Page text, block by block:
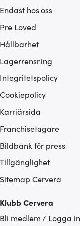
Endast hos oss
Pre Loved
Hållbarhet
Lagerrensning
Integritetspolicy
Cookiepolicy
Karriärsida
Franchisetagare
Bildbank för press
Tillgänglighet
Sitemap Cervera
Klubb Cervera
Bli medlem / Logga in